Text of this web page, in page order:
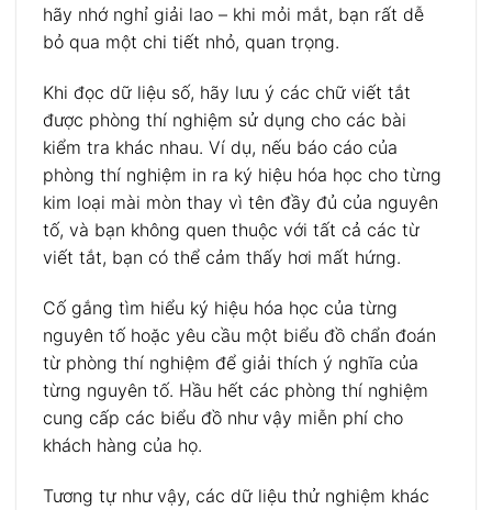
hãy nhớ nghỉ giải lao – khi mỏi mắt, bạn rất dễ
bỏ qua một chi tiết nhỏ, quan trọng.
Khi đọc dữ liệu số, hãy lưu ý các chữ viết tắt
được phòng thí nghiệm sử dụng cho các bài
kiểm tra khác nhau. Ví dụ, nếu báo cáo của
phòng thí nghiệm in ra ký hiệu hóa học cho từng
kim loại mài mòn thay vì tên đầy đủ của nguyên
tố, và bạn không quen thuộc với tất cả các từ
viết tắt, bạn có thể cảm thấy hơi mất hứng.
Cố gắng tìm hiểu ký hiệu hóa học của từng
nguyên tố hoặc yêu cầu một biểu đồ chẩn đoán
từ phòng thí nghiệm để giải thích ý nghĩa của
từng nguyên tố. Hầu hết các phòng thí nghiệm
cung cấp các biểu đồ như vậy miễn phí cho
khách hàng của họ.
Tương tự như vậy, các dữ liệu thử nghiệm khác